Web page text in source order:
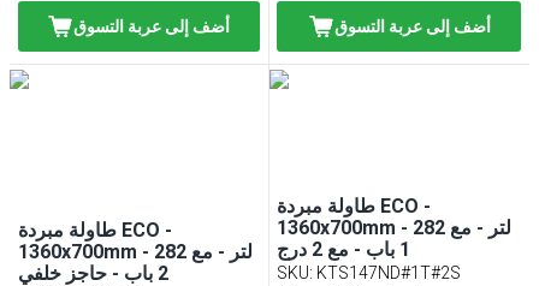
أضف إلى عربة التسوق أضف إلى عربة التسوق
طاولة مبردة ECO -
1360x700mm - 282 لتر - مع
2 باب - حاجز خلفي
طاولة مبردة ECO -
1360x700mm - 282 لتر - مع
1 باب - مع 2 درج
SKU: KTS147ND#1T#2S